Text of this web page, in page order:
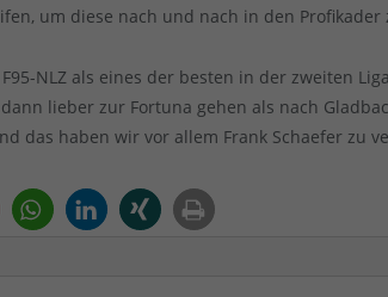
um diese nach und nach in den
NLZ als eines der besten in der zweiten
lieber zur Fortuna gehen als nach
das haben wir vor allem Frank Schaefer zu